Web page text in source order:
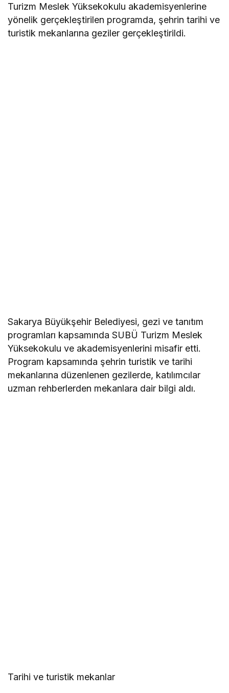
Turizm Meslek Yüksekokulu akademisyenlerine
yönelik gerçekleştirilen programda, şehrin tarihi ve
turistik mekanlarına geziler gerçekleştirildi.
Sakarya Büyükşehir Belediyesi, gezi ve tanıtım
programları kapsamında SUBÜ Turizm Meslek
Yüksekokulu ve akademisyenlerini misafir etti.
Program kapsamında şehrin turistik ve tarihi
mekanlarına düzenlenen gezilerde, katılımcılar
uzman rehberlerden mekanlara dair bilgi aldı.
Tarihi ve turistik mekanlar